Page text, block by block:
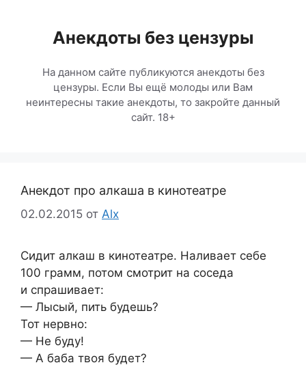
содержимомуАнекдоты без цензуры
На данном сайте публикуются анекдоты без
цензуры. Если Вы ещё молоды или Вам
неинтересны такие анекдоты, то закройте данный
сайт. 18+
Анекдот про алкаша в кинотеатре
02.02.2015 от Alx
Сидит алкаш в кинотеатре. Наливает себе
100 грамм, потом смотрит на соседа
и спрашивает:
— Лысый, пить будешь?
Тот нервно:
— Не буду!
— А баба твоя будет?